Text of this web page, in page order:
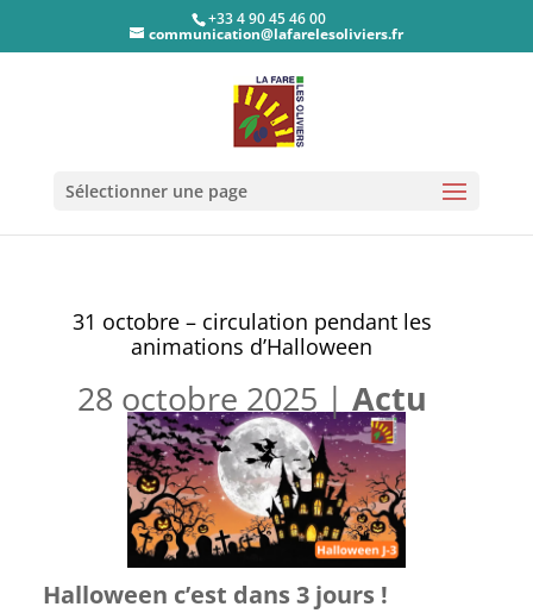
+33 4 90 45 46 00
communication@lafarelesoliviers.fr
Sélectionner une page
31 octobre – circulation pendant les
animations d’Halloween
28 octobre 2025 | Actu
Halloween c’est dans 3 jours !